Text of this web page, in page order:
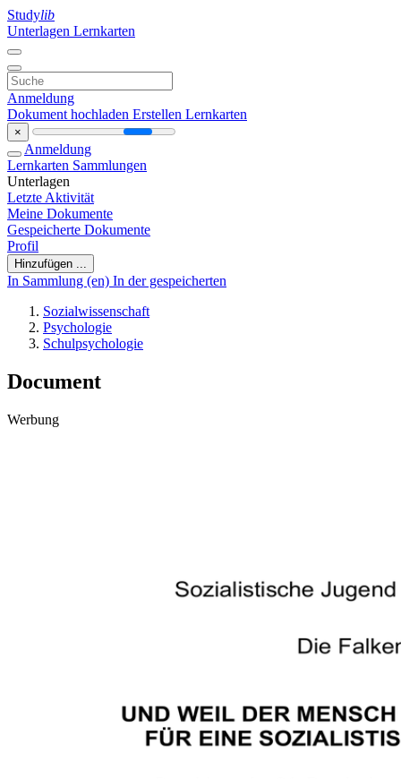
Studylib
Unterlagen Lernkarten
Anmeldung
Dokument hochladen Erstellen Lernkarten
×
Anmeldung
Lernkarten Sammlungen
Unterlagen
Letzte Aktivität
Meine Dokumente
Gespeicherte Dokumente
Profil
Hinzufügen ...
In Sammlung (en) In der gespeicherten
Sozialwissenschaft
Psychologie
Schulpsychologie
Document
Werbung